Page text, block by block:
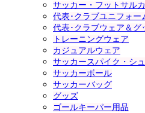
サッカー・フットサル
代表･クラブユニフォー
代表･クラブウェア＆グ
トレーニングウェア
カジュアルウェア
サッカースパイク・シ
サッカーボール
サッカーバッグ
グッズ
ゴールキーパー用品